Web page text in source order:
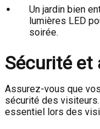
Un jardin bien
lumières LED
soirée.
Sécurité et
Assurez-vous que
sécurité des
essentiel lors des